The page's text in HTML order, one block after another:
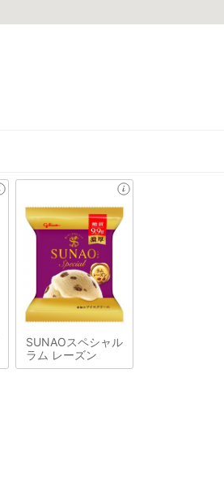
SUNAOスペシャル
ラム レーズン